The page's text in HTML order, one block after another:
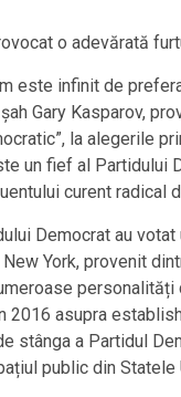
o adevărată
este infinit de
Gary Kasparov,
la alegerile
un fief al
curent radical
Democrat au
York, provenit
2016 asupra
stânga a Partidul
public din Statele